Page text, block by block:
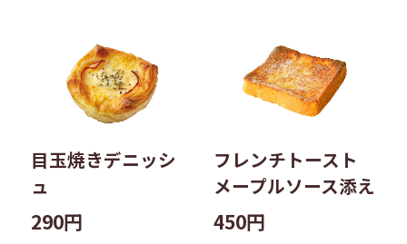
目玉焼きデニッシ
ュ
290円
フレンチトースト
メープルソース添え
450円